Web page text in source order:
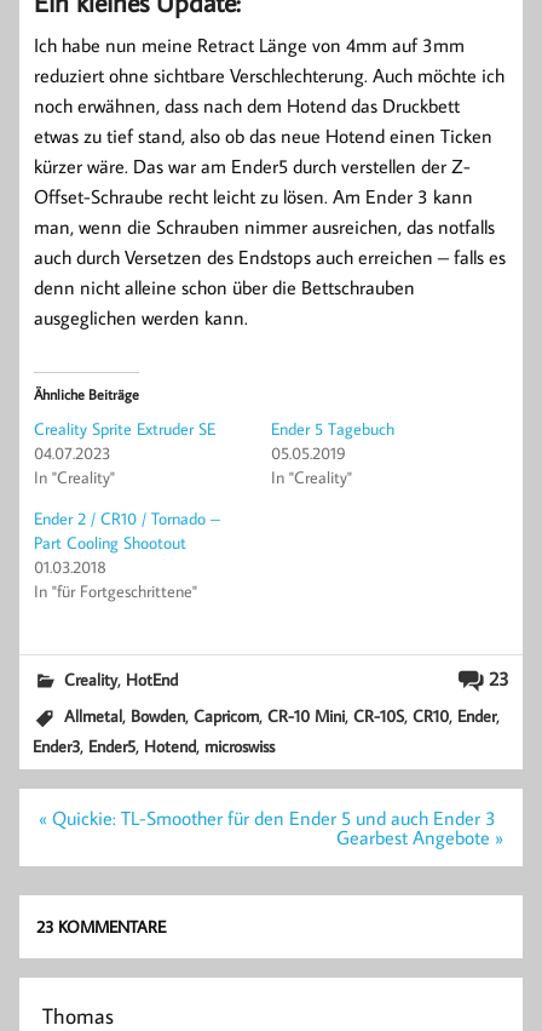
Ich habe nun meine Retract Länge von 4mm auf 3mm
reduziert ohne sichtbare Verschlechterung. Auch möchte ich
noch erwähnen, dass nach dem Hotend das Druckbett
etwas zu tief stand, also ob das neue Hotend einen Ticken
kürzer wäre. Das war am Ender5 durch verstellen der Z-
Offset-Schraube recht leicht zu lösen. Am Ender 3 kann
man, wenn die Schrauben nimmer ausreichen, das notfalls
auch durch Versetzen des Endstops auch erreichen – falls es
denn nicht alleine schon über die Bettschrauben
ausgeglichen werden kann.
Ähnliche Beiträge
Creality Sprite Extruder SE
04.07.2023
In "Creality"
Ender 5 Tagebuch
05.05.2019
In "Creality"
Ender 2 / CR10 / Tornado –
Part Cooling Shootout
01.03.2018
In "für Fortgeschrittene"
23
Creality, HotEnd
Allmetal, Bowden,Capricorn,CR-10 Mini,CR-10S,CR10, Ender,
Ender3, Ender5, Hotend, microswiss
Beitragsnavigation
« Quickie: TL-Smoother für den Ender 5 und auch Ender 3
Gearbest Angebote »
23 KOMMENTARE
Thomas